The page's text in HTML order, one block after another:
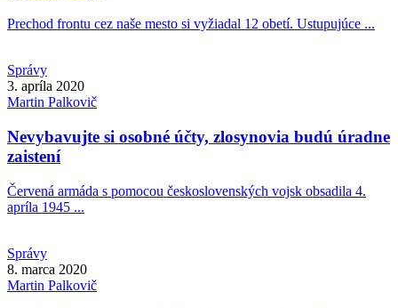
Prechod frontu cez naše mesto si vyžiadal 12 obetí. Ustupujúce ...
Správy
3. apríla 2020
Martin Palkovič
Nevybavujte si osobné účty, zlosynovia budú úradne
zaistení
Červená armáda s pomocou československých vojsk obsadila 4.
apríla 1945 ...
Správy
8. marca 2020
Martin Palkovič